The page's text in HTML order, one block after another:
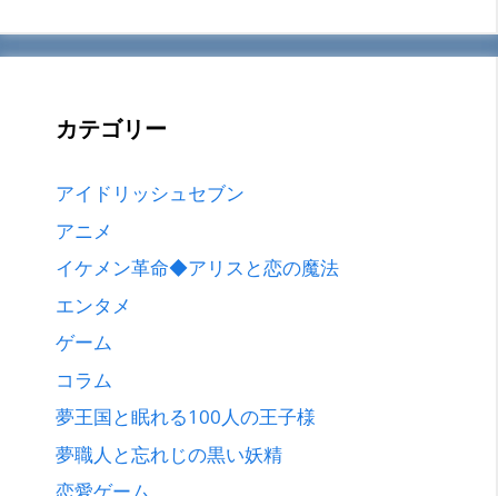
カテゴリー
アイドリッシュセブン
アニメ
イケメン革命◆アリスと恋の魔法
エンタメ
ゲーム
コラム
夢王国と眠れる100人の王子様
夢職人と忘れじの黒い妖精